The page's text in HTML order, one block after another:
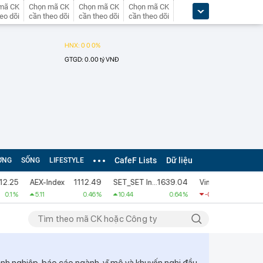
CK
dõi
Chọn mã CK
cần theo dõi
Chọn mã CK
cần theo dõi
Chọn mã CK
cần theo dõi
SỐNG LIFESTYLE CafeF Lists Dữ liệu
AEX-Index 1112.49
0.46 %
SET_SET Index
10.44
1639.04
0.64 % -0.16